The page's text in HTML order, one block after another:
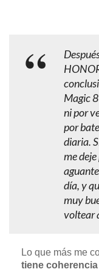
Magic
ni por
por
diaria.
me
día, y
muy
voltear
Lo que más me
tiene